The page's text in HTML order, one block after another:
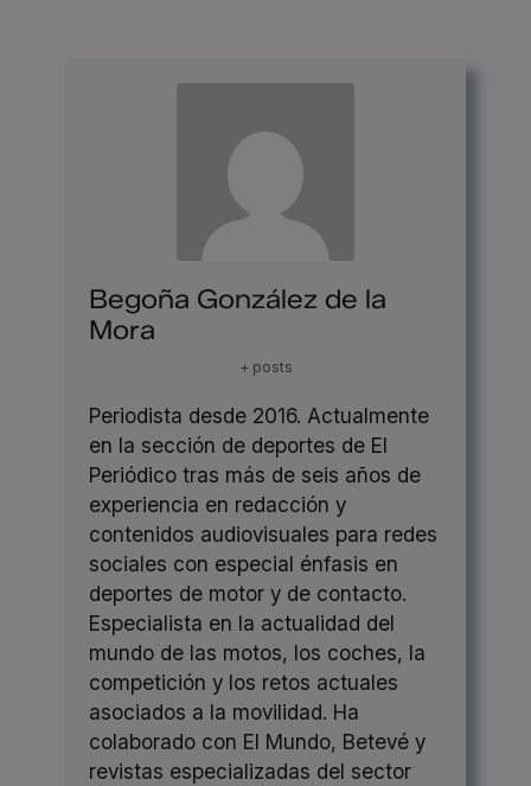
Begoña González de la
Mora
+ posts
Periodista desde 2016. Actualmente
en la sección de deportes de El
Periódico tras más de seis años de
experiencia en redacción y
contenidos audiovisuales para redes
sociales con especial énfasis en
deportes de motor y de contacto.
Especialista en la actualidad del
mundo de las motos, los coches, la
competición y los retos actuales
asociados a la movilidad. Ha
colaborado con El Mundo, Betevé y
revistas especializadas del sector